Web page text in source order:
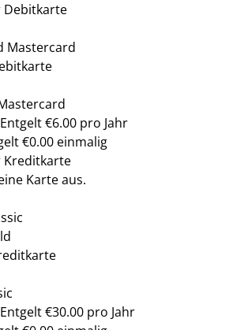
Debitkarte
Mastercard
€6.00 pro Jahr
€0.00 einmalig
Kreditkarte
Karte aus.
€30.00 pro Jahr